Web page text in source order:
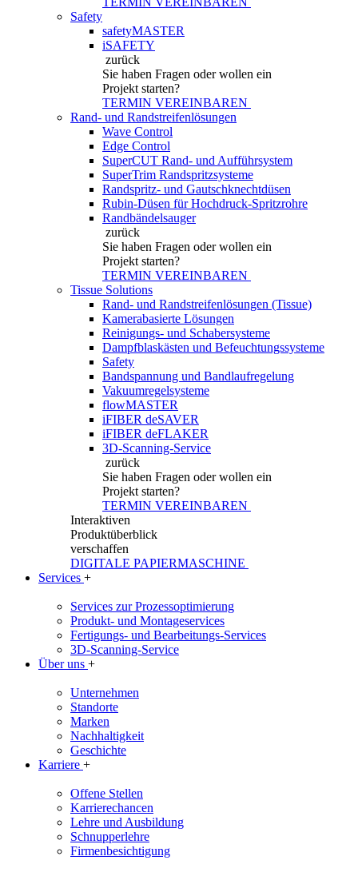
Safety
safetyMASTER
iSAFETY
zurück
Sie haben Fragen oder wollen ein
Projekt starten?
TERMIN VEREINBAREN
Rand- und Randstreifenlösungen
Wave Control
Edge Control
SuperCUT Rand- und Aufführsystem
SuperTrim Randspritzsysteme
Randspritz- und Gautschknechtdüsen
Rubin-Düsen für Hochdruck-Spritzrohre
Randbändelsauger
zurück
Sie haben Fragen oder wollen ein
Projekt starten?
TERMIN VEREINBAREN
Tissue Solutions
Rand- und Randstreifenlösungen (Tissue)
Kamerabasierte Lösungen
Reinigungs- und Schabersysteme
Dampfblaskästen und Befeuchtungssysteme
Safety
Bandspannung und Bandlaufregelung
Vakuumregelsysteme
flowMASTER
iFIBER deSAVER
iFIBER deFLAKER
3D-Scanning-Service
zurück
Sie haben Fragen oder wollen ein
Projekt starten?
TERMIN VEREINBAREN
Interaktiven
Produktüberblick
verschaffen
DIGITALE PAPIERMASCHINE
Services +
Services zur Prozessoptimierung
Produkt- und Montageservices
Fertigungs- und Bearbeitungs-Services
3D-Scanning-Service
Über uns +
Unternehmen
Standorte
Marken
Nachhaltigkeit
Geschichte
Karriere +
Offene Stellen
Karrierechancen
Lehre und Ausbildung
Schnupperlehre
Firmenbesichtigung